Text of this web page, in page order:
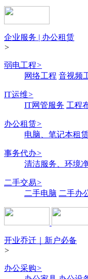
企业服务 | 办公租赁
>
弱电工程>
网络工程 音视频
IT运维>
IT网管服务 工程
办公租赁>
电脑、笔记本租
事务代办>
清洁服务、环境
二手交易>
二手电脑 二手办
开业乔迁｜新户必备
>
办公采购>